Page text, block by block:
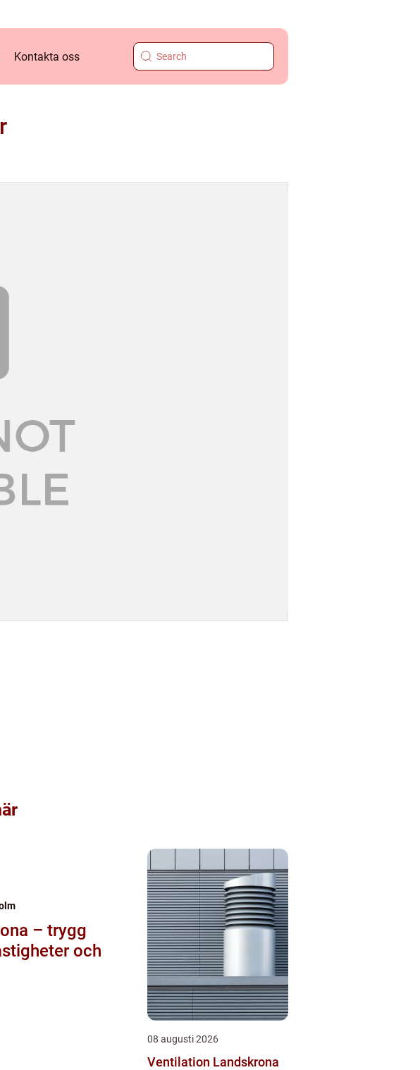
Kontakta oss
– trygg
och
08 augusti 2026
Ventilation Landskrona